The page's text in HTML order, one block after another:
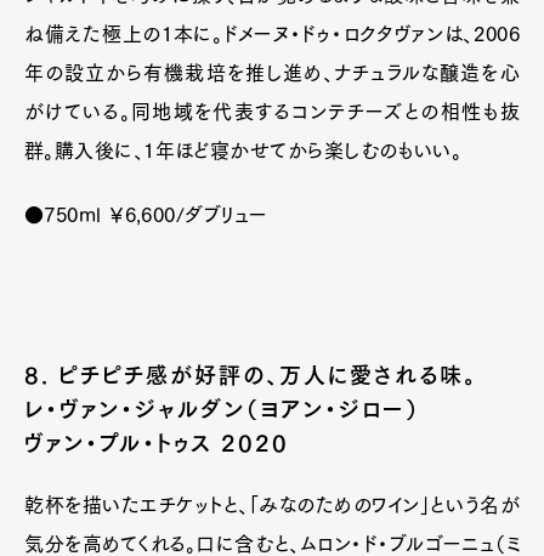
ね備えた極上の1本に。ドメーヌ・ドゥ・ロクタヴァンは、2006
年の設立から有機栽培を推し進め、ナチュラルな醸造を心
がけている。同地域を代表するコンテチーズとの相性も抜
群。購入後に、1年ほど寝かせてから楽しむのもいい。
●750ml ￥6,600/ダブリュー
8. ピチピチ感が好評の、万人に愛される味。
レ・ヴァン・ジャルダン（ヨアン・ジロー）
ヴァン・プル・トゥス 2020
乾杯を描いたエチケットと、「みなのためのワイン」という名が
気分を高めてくれる。口に含むと、ムロン・ド・ブルゴーニュ（ミ